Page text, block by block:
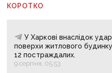
КОРОТКО
У Харкові внаслідок
поверхи житлового
12 постраждалих.
9 серпня, 05:53